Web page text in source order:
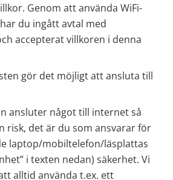
Genom att använda WiFi-
du ingått avtal med
accepterat villkoren i denna
gör det möjligt att ansluta till
ansluter något till internet så
risk, det är du som ansvarar för
laptop/mobiltelefon/läsplattas
i texten nedan) säkerhet. Vi
alltid använda t.ex. ett